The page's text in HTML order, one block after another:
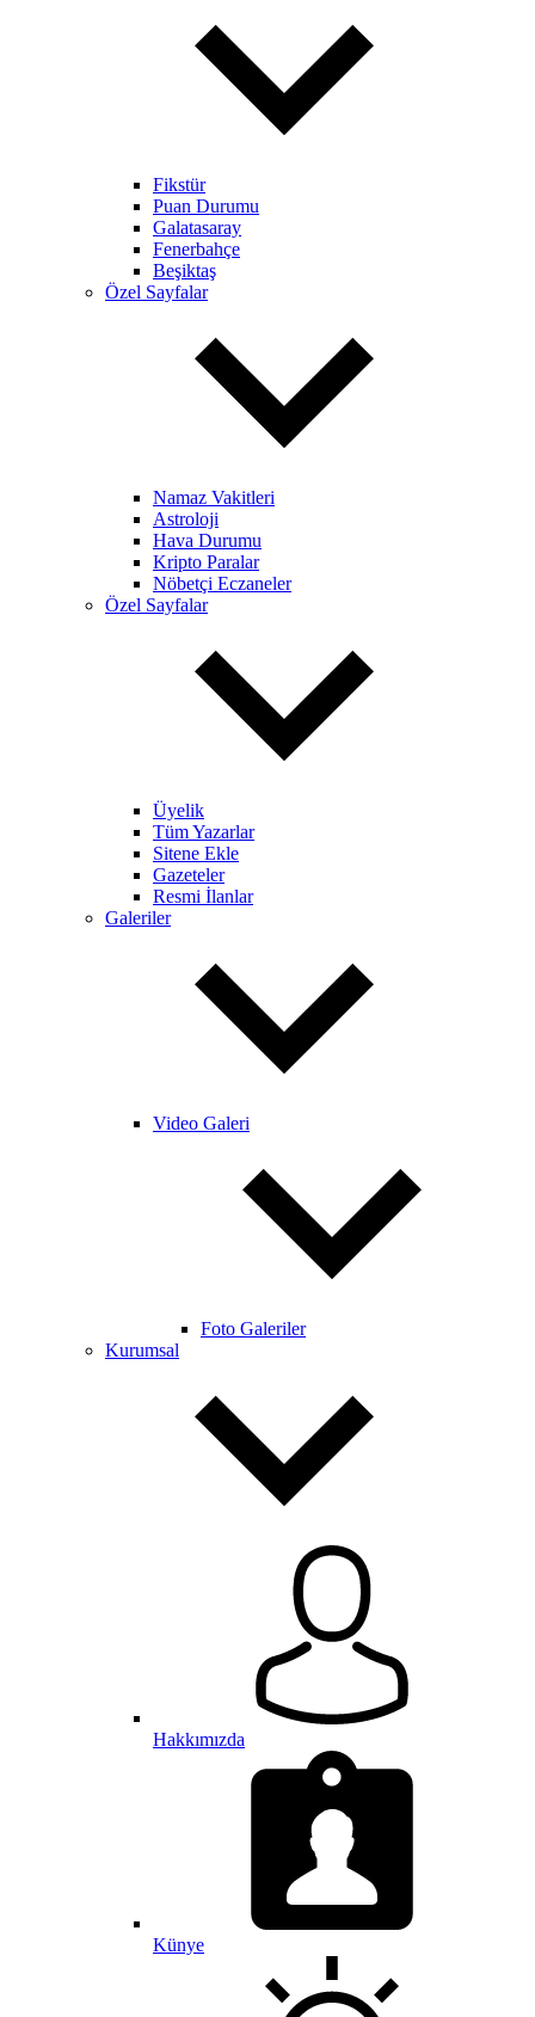
Fikstür
Puan Durumu
Galatasaray
Fenerbahçe
Beşiktaş
Özel Sayfalar
Namaz Vakitleri
Astroloji
Hava Durumu
Kripto Paralar
Nöbetçi Eczaneler
Özel Sayfalar
Üyelik
Tüm Yazarlar
Sitene Ekle
Gazeteler
Resmi İlanlar
Galeriler
Video Galeri
Foto Galeriler
Kurumsal
Hakkımızda
Künye